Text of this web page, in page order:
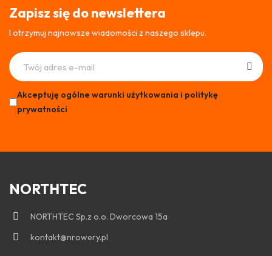
Zapisz się do newslettera
I otrzymuj najnowsze wiadomości z naszego sklepu.
Akceptuję ogólne warunki użytkowania i politykę
prywatności
NORTHTEC
NORTHTEC Sp.z o.o. Dworcowa 15a
kontakt@nrowery.pl